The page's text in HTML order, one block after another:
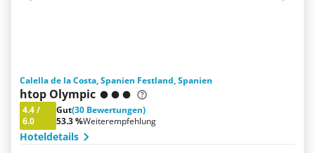
Calella de la Costa, Spanien Festland, Spanien
htop Olympic
4.4/
6.0
Gut(30 Bewertungen)
53.3 %Weiterempfehlung
Hoteldetails